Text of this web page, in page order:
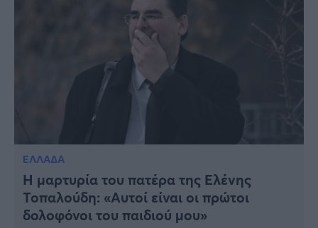
ΕΛΛΑΔΑ
Η μαρτυρία του πατέρα της Ελένης
Τοπαλούδη: «Αυτοί είναι οι πρώτοι
δολοφόνοι του παιδιού μου»